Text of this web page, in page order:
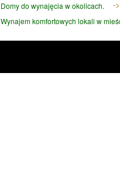
Domy do wynajęcia w okolicach.
Wynajem komfortowych lokali w